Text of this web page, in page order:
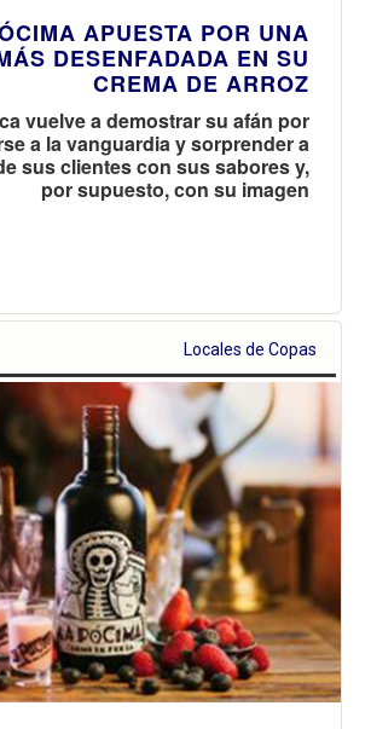
APUESTA POR UNA
DESENFADADA EN SU
CREMA DE ARROZ
vuelve a demostrar su afán por
a la vanguardia y sorprender a
sus clientes con sus sabores y,
por supuesto, con su imagen
Locales de Copas